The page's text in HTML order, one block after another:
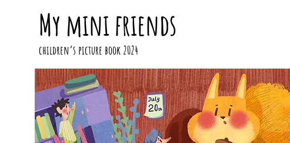
My mini friends
children‘s picture book 2024